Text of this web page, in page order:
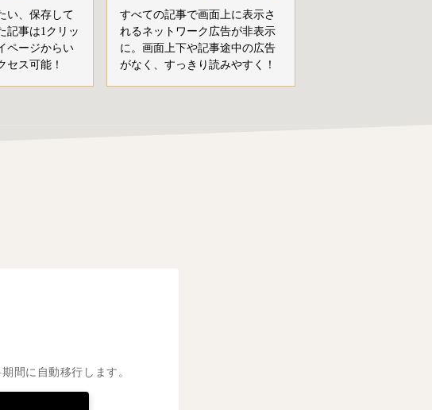
い、保存して
記事は1クリッ
ページからい
セス可能！
すべての記事で画面上に表示さ
れるネットワーク広告が非表示
に。画面上下や記事途中の広告
がなく、すっきり読みやすく！
間に自動移行します。